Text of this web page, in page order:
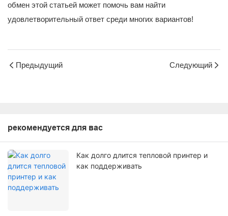
обмен этой статьей может помочь вам найти
удовлетворительный ответ среди многих вариантов!
Предыдущий Следующий
рекомендуется для вас
Как долго длится тепловой принтер и
как поддерживать